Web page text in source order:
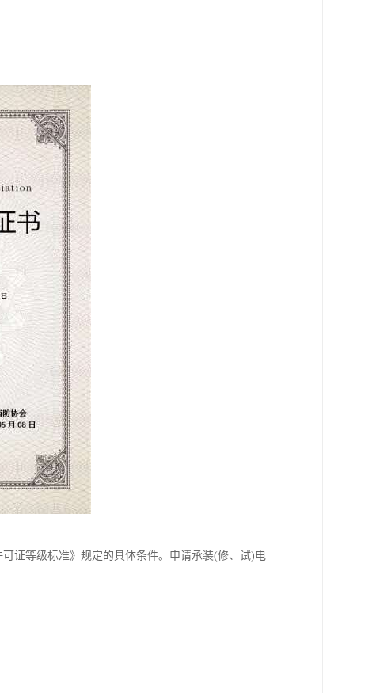
证等级标准》规定的具体条件。申请承装(修、试)电